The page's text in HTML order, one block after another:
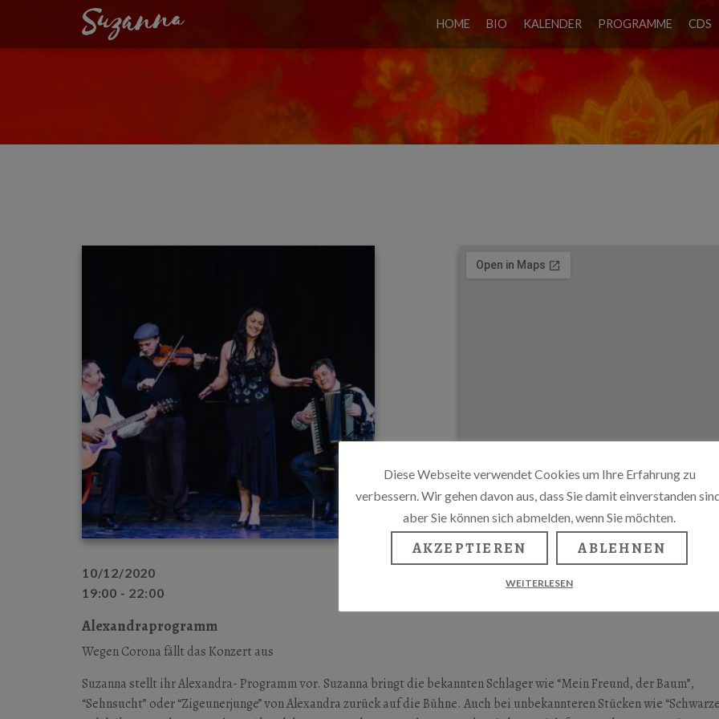
HOME BIO KALENDER PROGRAMME CDS
10/12/2020
19:00 - 22:00
Alexandraprogramm
Wegen Corona fällt das Konzert aus
Suzanna stellt ihr Alexandra- Programm vor. Suzanna bringt die bekannten Schlager wie “Mein Freund, der Baum”,
“Sehnsucht” oder “Zigeunerjunge” von Alexandra zurück auf die Bühne. Auch bei unbekannteren Stücken wie
Diese Webseite verwendet Cookies um Ihre Erfahrung zu
verbessern. Wir gehen davon aus, dass Sie damit einverstanden
aber Sie können sich abmelden, wenn Sie möchten.
AKZEPTIEREN ABLEHNEN
WEITERLESEN